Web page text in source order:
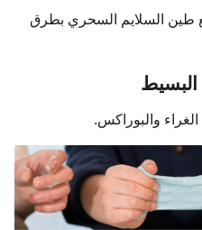
طين السلايم السحري بطرق
والبوراكس.